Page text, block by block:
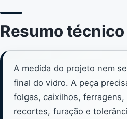
Resumo técnico
A medida do projeto nem
final do vidro. A peça
folgas, caixilhos, ferragens,
recortes, furação e